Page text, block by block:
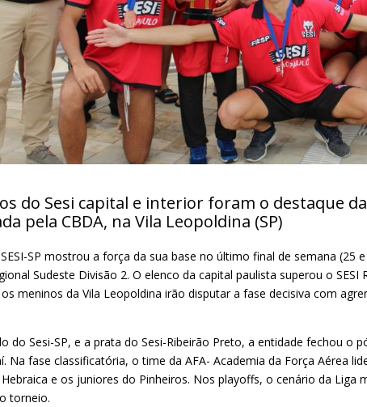
do Sesi capital e interior foram o destaque
pela CBDA, na Vila Leopoldina (SP)
SP mostrou a força da sua base no último final de semana (25
Sudeste Divisão 2. O elenco da capital paulista superou o
meninos da Vila Leopoldina irão disputar a fase decisiva com
do Sesi-SP, e a prata do Sesi-Ribeirão Preto, a entidade fechou o
Na fase classificatória, o time da AFA- Academia da Força Aérea
e os juniores do Pinheiros. Nos playoffs, o cenário da Liga
torneio.